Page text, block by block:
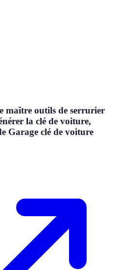
maître outils de serrurier
la clé de voiture,
Garage clé de voiture